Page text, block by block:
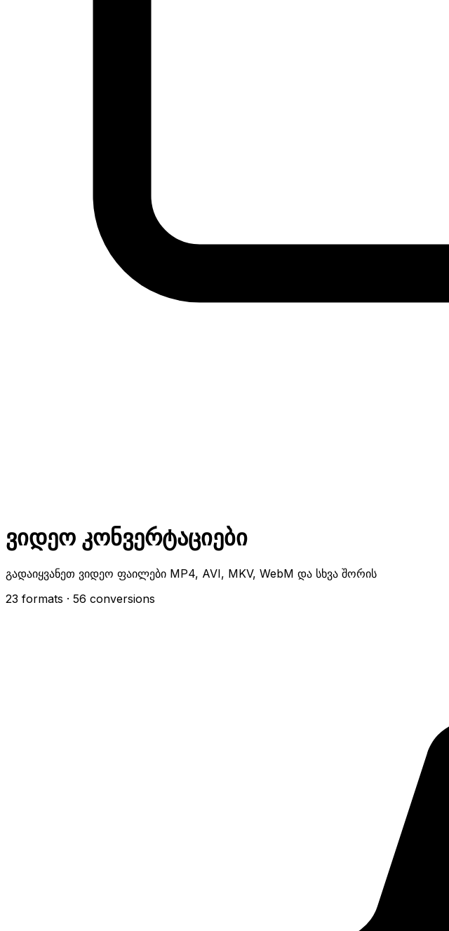
ვიდეო კონვერტაციები
გადაიყვანეთ ვიდეო ფაილები MP4, AVI, MKV, WebM და სხვა შორის
23 formats · 56 conversions